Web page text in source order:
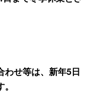
わせ等は、新年5日